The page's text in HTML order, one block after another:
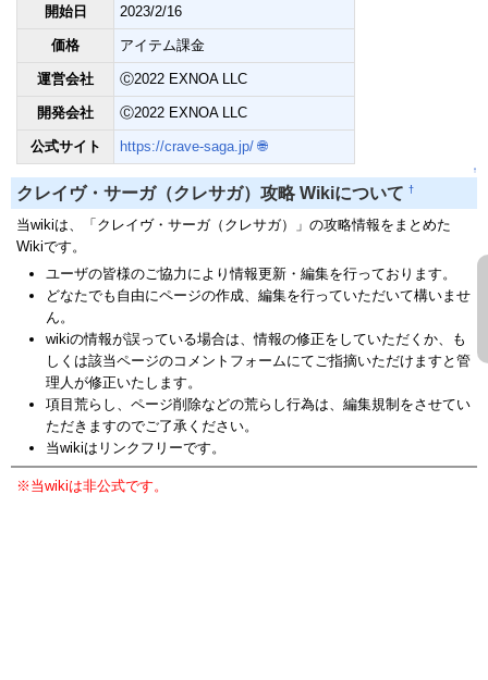
開始日 2023/2/16
価格 アイテム課金
運営会社 Ⓒ2022 EXNOA LLC
開発会社 Ⓒ2022 EXNOA LLC
公式サイト https://crave-saga.jp/ 🌐
↑
クレイヴ・サーガ（クレサガ）攻略 Wikiについて †
当wikiは、「クレイヴ・サーガ（クレサガ）」の攻略情報をまとめた
Wikiです。
ユーザの皆様のご協力により情報更新・編集を行っております。
どなたでも自由にページの作成、編集を行っていただいて構いませ
ん。
wikiの情報が誤っている場合は、情報の修正をしていただくか、も
しくは該当ページのコメントフォームにてご指摘いただけますと管
理人が修正いたします。
項目荒らし、ページ削除などの荒らし行為は、編集規制をさせてい
ただきますのでご了承ください。
当wikiはリンクフリーです。
※当wikiは非公式です。